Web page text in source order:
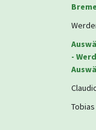
-
Tobias